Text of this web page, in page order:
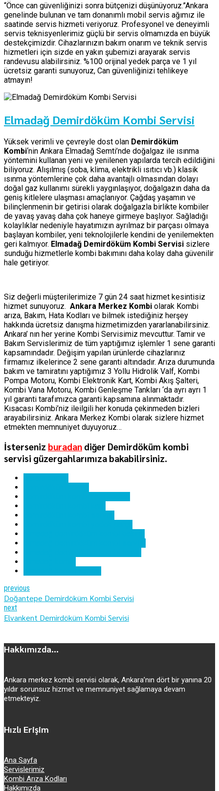
“Önce can güvenliğinizi sonra bütçenizi düşünüyoruz.”Ankara
genelinde bulunan ve tam donanımlı mobil servis ağımız ile
saatinde servis hizmeti veriyoruz. Profesyonel ve deneyimli
servis teknisyenlerimiz güçlü bir servis olmamızda en büyük
destekçimizdir. Cihazlarınızın bakım onarım ve teknik servis
hizmetleri için sizde en yakın şubemizi arayarak servis
randevusu alabilirsiniz. %100 orijinal yedek parça ve 1 yıl
ücretsiz garanti sunuyoruz, Can güvenliğinizi tehlikeye
atmayın!
Elmadağ Demirdöküm Kombi Servisi
Yüksek verimli ve çevreyle dost olan Demirdöküm
Kombi‘nin Ankara Elmadağ Semti’nde doğalgaz ile ısınma
yöntemini kullanan yeni ve yenilenen yapılarda tercih edildiğini
biliyoruz. Alışılmış (soba, klima, elektrikli ısıtıcı vb.) klasik
ısınma yöntemlerine çok daha avantajlı olmasından dolayı
doğal gaz kullanımı sürekli yaygınlaşıyor, doğalgazın daha da
geniş kitlelere ulaşması amaçlanıyor. Çağdaş yaşamın ve
bilinçlenmenin bir getirisi olarak doğalgazla birlikte kombiler
de yavaş yavaş daha çok haneye girmeye başlıyor. Sağladığı
kolaylıklar nedeniyle hayatımızın ayrılmaz bir parçası olmaya
başlayan kombiler, yeni teknolojilerle kendini de yenilemekten
geri kalmıyor. Elmadağ Demirdöküm Kombi Servisi sizlere
sunduğu hizmetlerle kombi bakımını daha kolay daha güvenilir
hale getiriyor.
Siz değerli müşterilerimize 7 gün 24 saat hizmet kesintisiz
hizmet sunuyoruz. Ankara Merkez Kombi olarak Kombi
arıza, Bakım, Hata Kodları ve bilmek istediğiniz herşey
hakkında ücretsiz danışma hizmetimizden yararlanabilirsiniz.
Ankara’ nın her yerine Kombi Servisimiz mevcuttur. Tamir ve
Bakım Servislerimiz de tüm yaptığımız işlemler 1 sene garanti
kapsamındadır. Değişim yapılan ürünlerde cihazlarınız
firmamız ilkelerince 2 sene garanti altındadır. Arıza durumunda
bakım ve tamiratını yaptığımız 3 Yollu Hidrolik Valf, Kombi
Pompa Motoru, Kombi Elektronik Kart, Kombi Akış Şalteri,
Kombi Vana Motoru, Kombi Genleşme Tankları ‘da ayrı ayrı 1
yıl garanti tarafımızca garanti kapsamına alınmaktadır.
Kısacası Kombi’niz ileilgili her konuda çekinmeden bizleri
arayabilirsiniz. Ankara Merkez Kombi olarak sizlere hizmet
etmekten memnuniyet duyuyoruz…
İsterseniz buradan diğer Demirdöküm kombi
servisi güzergahlarımıza bakabilirsiniz.
previous
Doğantepe Demirdöküm Kombi Servisi
next
Elvankent Demirdöküm Kombi Servisi
Hakkımızda...
Ankara merkez kombi servisi olarak, Ankara’nın dört bir yanına 20
yıldır sorunsuz hizmet ve memnuniyet sağlamaya devam
etmekteyiz.
Hızlı Erişim
Ana Sayfa
Servislerimiz
Kombi Arıza Kodları
Hakkımızda